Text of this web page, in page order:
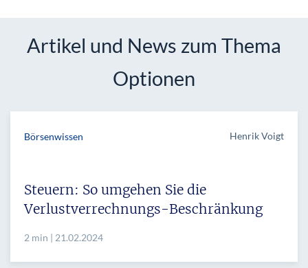
Artikel und News zum Thema
Optionen
Börsenwissen Henrik Voigt
Steuern: So umgehen Sie die
Verlustverrechnungs-Beschränkung
2 min | 21.02.2024